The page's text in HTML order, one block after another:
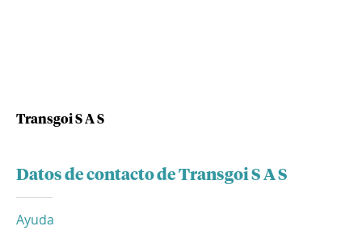
Transgoi S A S
Datos de contacto de Transgoi S A S
Ayuda